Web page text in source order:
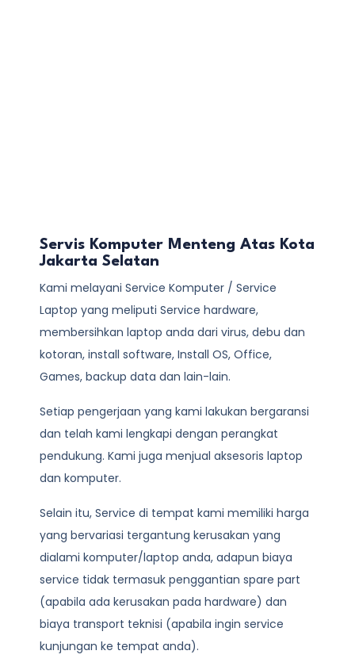
Servis Komputer Menteng Atas Kota
Jakarta Selatan
Kami melayani Service Komputer / Service
Laptop yang meliputi Service hardware,
membersihkan laptop anda dari virus, debu dan
kotoran, install software, Install OS, Office,
Games, backup data dan lain-lain.
Setiap pengerjaan yang kami lakukan bergaransi
dan telah kami lengkapi dengan perangkat
pendukung. Kami juga menjual aksesoris laptop
dan komputer.
Selain itu, Service di tempat kami memiliki harga
yang bervariasi tergantung kerusakan yang
dialami komputer/laptop anda, adapun biaya
service tidak termasuk penggantian spare part
(apabila ada kerusakan pada hardware) dan
biaya transport teknisi (apabila ingin service
kunjungan ke tempat anda).